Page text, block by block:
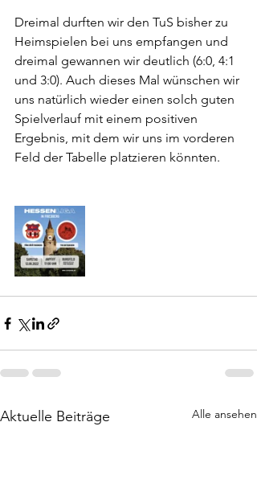
Dreimal durften wir den TuS bisher zu
Heimspielen bei uns empfangen und
dreimal gewannen wir deutlich (6:0, 4:1
und 3:0). Auch dieses Mal wünschen wir
uns natürlich wieder einen solch guten
Spielverlauf mit einem positiven
Ergebnis, mit dem wir uns im vorderen
Feld der Tabelle platzieren könnten.
Aktuelle Beiträge Alle ansehen